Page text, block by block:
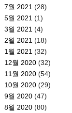
7월 2021 (28)
5월 2021 (1)
3월 2021 (4)
2월 2021 (18)
1월 2021 (32)
12월 2020(32)
11월 2020(54)
10월 2020(29)
9월 2020(47)
8월 2020(80)